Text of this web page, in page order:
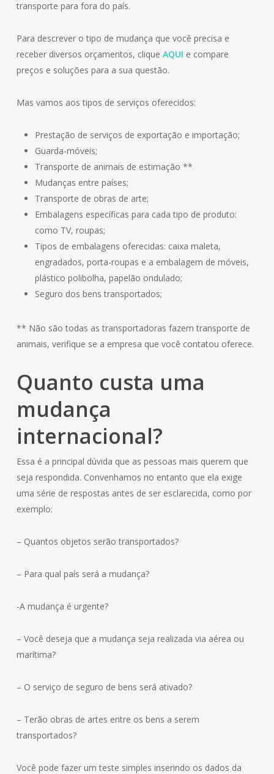
transporte para fora do país.
Para descrever o tipo de mudança que você precisa e
receber diversos orçamentos, clique AQUI e compare
preços e soluções para a sua questão.
Mas vamos aos tipos de serviços oferecidos:
Prestação de serviços de exportação e importação;
Guarda-móveis;
Transporte de animais de estimação **
Mudanças entre países;
Transporte de obras de arte;
Embalagens específicas para cada tipo de produto:
como TV, roupas;
Tipos de embalagens oferecidas: caixa maleta,
engradados, porta-roupas e a embalagem de móveis,
plástico polibolha, papelão ondulado;
Seguro dos bens transportados;
** Não são todas as transportadoras fazem transporte de
animais, verifique se a empresa que você contatou oferece.
Quanto custa uma
mudança
internacional?
Essa é a principal dúvida que as pessoas mais querem que
seja respondida. Convenhamos no entanto que ela exige
uma série de respostas antes de ser esclarecida, como por
exemplo:
– Quantos objetos serão transportados?
– Para qual país será a mudança?
-A mudança é urgente?
– Você deseja que a mudança seja realizada via aérea ou
marítima?
– O serviço de seguro de bens será ativado?
– Terão obras de artes entre os bens a serem
transportados?
Você pode fazer um teste simples inserindo os dados da